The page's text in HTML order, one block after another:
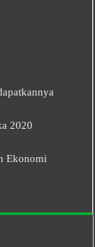
2020
Ekonomi